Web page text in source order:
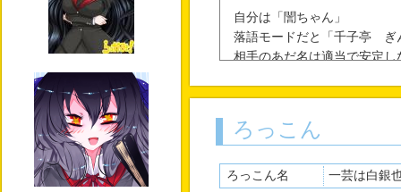
自分は「誾ちゃん」
落語モードだと「千子亭 ぎ
相手のあだ名は適当で安定し
ろっこん
ろっこん名 一芸は白銀